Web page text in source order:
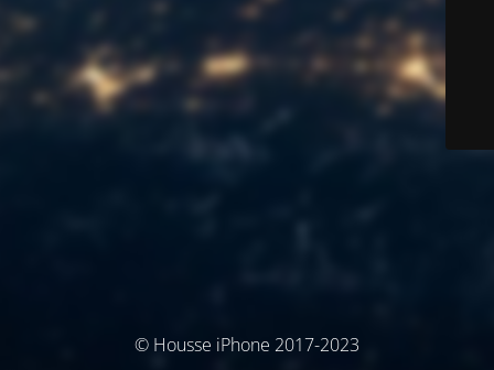
© Housse iPhone 2017-2023